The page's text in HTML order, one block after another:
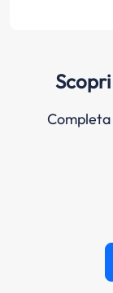
Completa